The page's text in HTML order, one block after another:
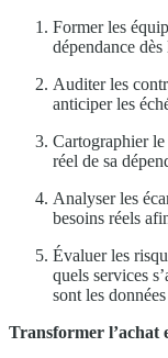
Former les
dépendance
Auditer les
anticiper les
Cartographier
réel de sa
Analyser les
besoins réels
Évaluer les
quels services
sont les
Transformer l’achat